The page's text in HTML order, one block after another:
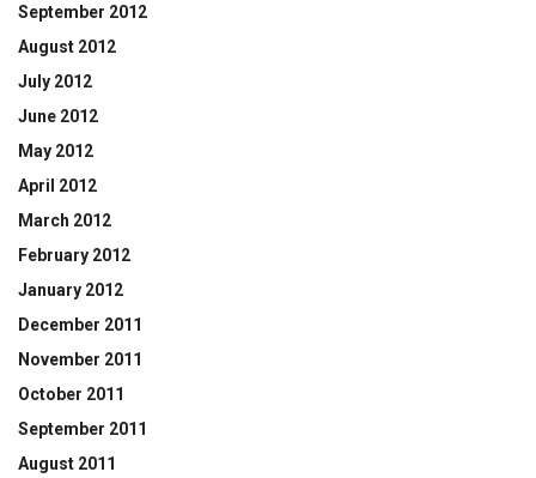
September 2012
August 2012
July 2012
June 2012
May 2012
April 2012
March 2012
February 2012
January 2012
December 2011
November 2011
October 2011
September 2011
August 2011